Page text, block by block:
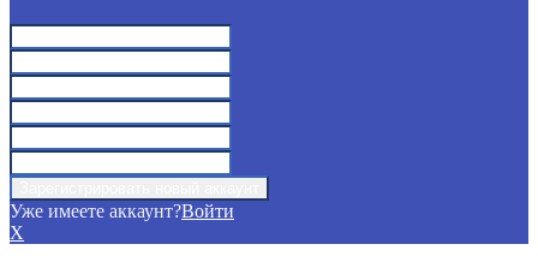
Уже имеете аккаунт?Войти
X